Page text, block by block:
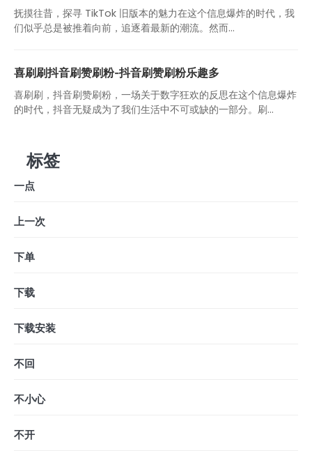
抚摸往昔，探寻 TikTok 旧版本的魅力在这个信息爆炸的时代，我
们似乎总是被推着向前，追逐着最新的潮流。然而...
喜刷刷抖音刷赞刷粉-抖音刷赞刷粉乐趣多
喜刷刷，抖音刷赞刷粉，一场关于数字狂欢的反思在这个信息爆炸
的时代，抖音无疑成为了我们生活中不可或缺的一部分。刷...
标签
一点
上一次
下单
下载
下载安装
不回
不小心
不开